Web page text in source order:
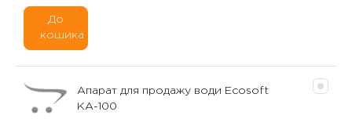
До
кошика
Апарат для продажу води Ecosoft
КА-100